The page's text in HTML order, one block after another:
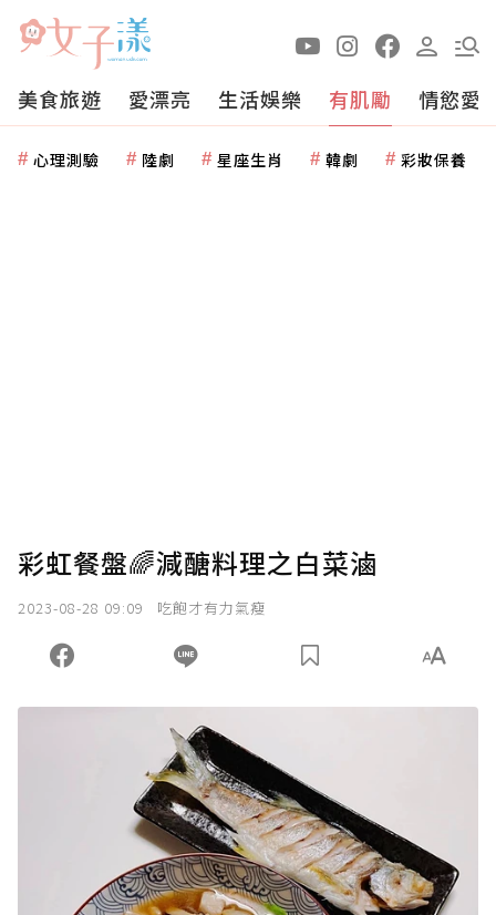
美食旅遊 愛漂亮 生活娛樂 有肌勵 情慾愛
心理測驗 陸劇 星座生肖 韓劇 彩妝保養
彩虹餐盤🌈減醣料理之白菜滷
2023-08-28 09:09 吃飽才有力氣瘦